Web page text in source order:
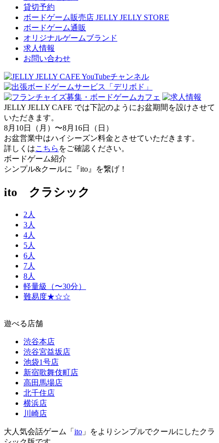
貸切予約
ボードゲーム販売店 JELLY JELLY STORE
ボードゲーム通販
オリジナルゲームブランド
求人情報
お問い合わせ
JELLY JELLY CAFE では下記のようにお盆期間を設けさせて
いただきます。
8月10日（月）〜8月16日（日）
お盆営業中はハイシーズン料金とさせていただきます。
詳しくはこちら をご確認ください。
ボードゲーム紹介
シンプル&クールに『ito』を繋げ！
ito クラシック
2人
3人
4人
5人
6人
7人
8人
軽量級（〜30分）
難易度★☆☆
遊べる店舗
渋谷本店
渋谷宮益坂店
池袋1号店
新宿歌舞伎町店
高田馬場店
北千住店
横浜店
川崎店
大人気会話ゲーム「 ito 」をよりシンプルでクールにしたクラ